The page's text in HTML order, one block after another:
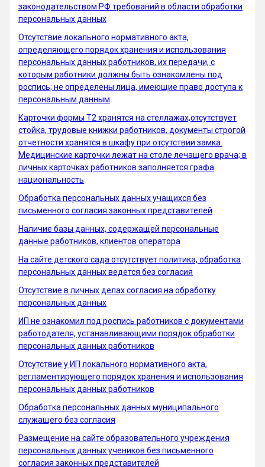
законодательством РФ требований в области обработки
персональных данных
Отсутствие локального нормативного акта,
определяющего порядок хранения и использования
персональных данных работников, их передачи, с
которым работники должны быть ознакомлены под
роспись; не определены лица, имеющие право доступа к
персональным данным
Карточки формы Т2 хранятся на стеллажах,отсутствует
стойка, трудовые книжки работников, документы строгой
отчетности хранятся в шкафу при отсутствии замка.
Медицинские карточки лежат на столе лечащего врача; в
личных карточках работников заполняется графа
национальность
Обработка персональных данных учащихся без
письменного согласия законных представителей
Наличие базы данных, содержащей персональные
данные работников, клиентов оператора
На сайте детского сада отсутствует политика, обработка
персональных данных ведется без согласия
Отсутствие в личных делах согласия на обработку
персональных данных
ИП не ознакомил под роспись работников с документами
работодателя, уста­навливающими порядок обработки
персональных данных работников
Отсутствие у ИП локального нормативного акта,
регламентирующего порядок хранения и использования
персональных данных работников
Обработка персональных данных муниципального
служащего без согласия
Размещение на сайте образовательного учреждения
персональных данных учеников без письменного
согласия законных представителей